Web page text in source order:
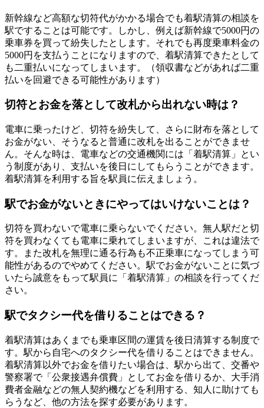
新幹線など高額な切符代がかかる場合でも着駅清算の相談を
駅ですることは可能です。しかし、例えば新幹線で5000円の
乗車券を買って紛失したとします。それでも再度乗車料金の
5000円を支払うことになりますので、着駅清算できたとして
も二重払いになってしまいます。（領収書などがあれば二重
払いを回避できる可能性があります）
切符とお金を落として改札から出れない時は？
電車に乗ったけど、切符を紛失して、さらに財布を落として
お金がない、そうなると普通に改札を出ることができませ
ん。そんな時は、電車などの交通機関には「着駅清算」とい
う制度があり、支払いを後日にしてもらうことができます。
着駅清算を利用する旨を駅員に伝えましょう。
駅でお金がないときにやってはいけないことは？
切符を買わないで電車に乗らないでください。無人駅だと切
符を買わなくても電車に乗れてしまいますが、これは違法で
す。また改札を無理に通る行為も不正乗車になってしまう可
能性があるのでやめてください。駅でお金がないことに気づ
いたら誠意をもって駅員に「着駅清算」の相談を行ってくだ
さい。
駅でタクシー代を借りることはできる？
着駅清算はあくまでも乗車区間の運賃を後日清算する制度で
す。駅から自宅へのタクシー代を借りることはできません。
着駅清算以外でお金を借りたい場合は、駅から出て、交番や
警察署で「公衆接遇弁償費」としてお金を借りるか、大手消
費者金融などの無人契約機などを利用する、知人に助けても
らうなど、他の方法を探す必要があります。